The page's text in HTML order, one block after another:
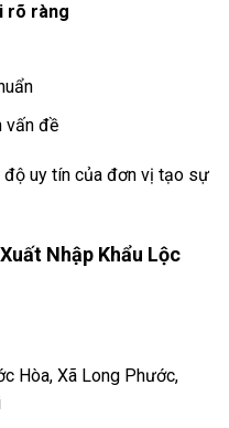
rõ ràng
vấn đề
độ uy tín của đơn vị tạo sự
Nhập Khẩu Lộc
Hòa, Xã Long Phước,